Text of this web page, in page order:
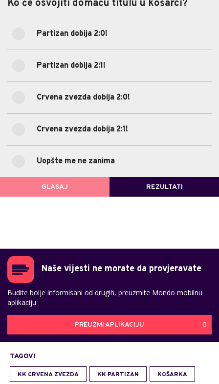
(0)
Crvena zvezda dobija 2:1!
Uopšte me ne zanima
POVRATAK NA GLASANJE
Ko će osvojiti domaću titulu u košarci?
Partizan dobija 2:0!
Partizan dobija 2:1!
Crvena zvezda dobija 2:0!
Crvena zvezda dobija 2:1!
Uopšte me ne zanima
GLASAJ REZULTATI
Naše vijesti ne morate da provjeravate
Budite bolje informisani od drugih, preuzmite Mondo mobilnu
aplikaciju
PREUZMI APLIKACIJU
TAGOVI
KK CRVENA ZVEZDA KK PARTIZAN KOŠARKA